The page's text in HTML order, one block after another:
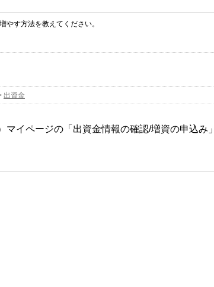
やす方法を教えてください。
出資金
イページの「出資金情報の確認/増資の申込み